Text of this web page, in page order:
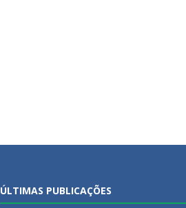
ÚLTIMAS PUBLICAÇÕES